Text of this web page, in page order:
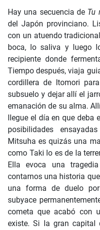
Hay una secuencia de Tu
del Japón provinciano.
con un atuendo
boca, lo saliva y luego
recipiente donde
Tiempo después, viaja
cordillera de Itomori
subsuelo y dejar allí el
emanación de su alma.
llegue el día en que
posibilidades
Mitsuha es quizás una
como Taki lo es de la
Ella evoca una
contarnos una historia
una forma de duelo
subyace
cometa que acabó con
existe. Si la gran capital